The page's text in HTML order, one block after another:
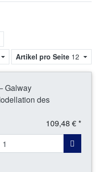
Artikel pro Seite 12
109,48 € *